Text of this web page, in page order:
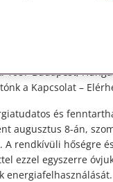
szabályait a
jogosultakról,
fedezetéről
tartalmazza. A
Elolvasom
1087 Budapest,
a Kapcsolat –
és
augusztus 8-án,
A rendkívüli hőségre
ezzel egyszerre
energiafelhasználását.